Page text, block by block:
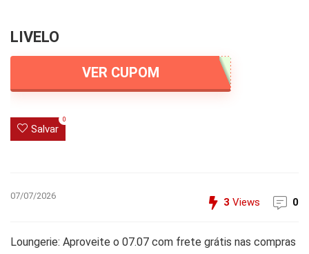
LIVELO
VER CUPOM
Salvar
0
07/07/2026
3 Views 0
Loungerie: Aproveite o 07.07 com frete grátis nas compras